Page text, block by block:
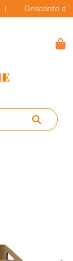
Desconto de 5%